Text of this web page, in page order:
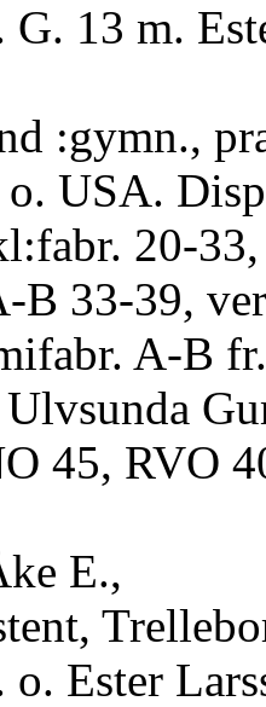
13 m.
:gymn.,
USA.
20-
B 33-39,
A-B
45, RVO
E.,
Ester